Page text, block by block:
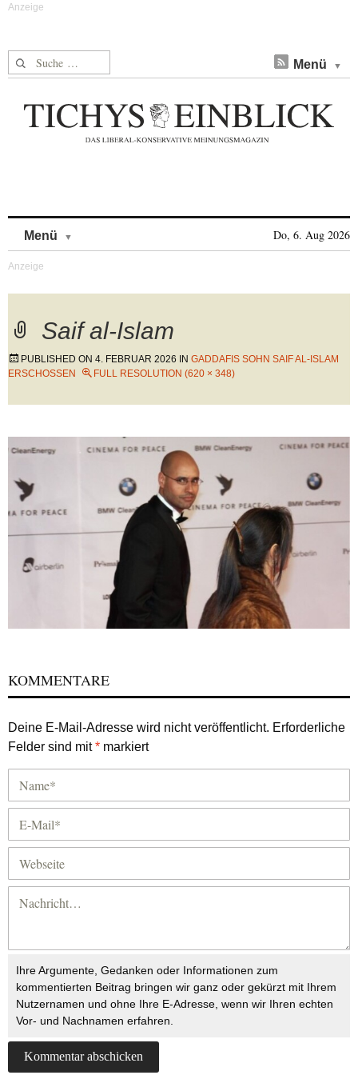
Suche nach: Menü
Menü Do, 6. Aug 2026
Saif al-Islam
PUBLISHED ON 4. FEBRUAR 2026 IN GADDAFIS SOHN SAIF AL-ISLAM
ERSCHOSSEN
FULL RESOLUTION (620 × 348)
KOMMENTARE
Deine E-Mail-Adresse wird nicht veröffentlicht. Erforderliche
Felder sind mit* markiert
Ihre Argumente, Gedanken oder Informationen zum
kommentierten Beitrag bringen wir ganz oder gekürzt mit Ihrem
Nutzernamen und ohne Ihre E-Adresse, wenn wir Ihren echten
Vor- und Nachnamen erfahren.